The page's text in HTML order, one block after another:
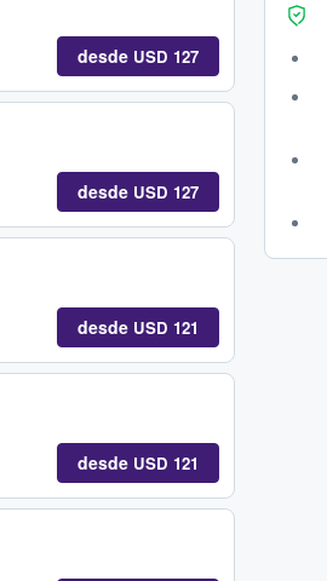
desde USD 127
desde USD 127
desde USD 121
desde USD 121